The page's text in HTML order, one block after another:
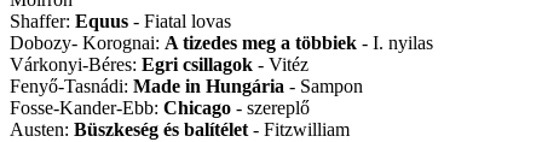
Shaffer: Equus - Fiatal lovas
Dobozy- Korognai: A tizedes meg a többiek - I. nyilas
Várkonyi-Béres: Egri csillagok - Vitéz
Fenyő-Tasnádi: Made in Hungária - Sampon
Fosse-Kander-Ebb: Chicago - szereplő
Austen: Büszkeség és balítélet - Fitzwilliam